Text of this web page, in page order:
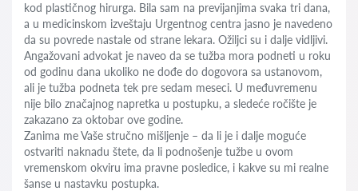
kod plastičnog hirurga. Bila sam na previjanjima svaka tri dana,
a u medicinskom izveštaju Urgentnog centra jasno je navedeno
da su povrede nastale od strane lekara. Ožiljci su i dalje vidljivi.
Angažovani advokat je naveo da se tužba mora podneti u roku
od godinu dana ukoliko ne dođe do dogovora sa ustanovom,
ali je tužba podneta tek pre sedam meseci. U međuvremenu
nije bilo značajnog napretka u postupku, a sledeće ročište je
zakazano za oktobar ove godine.
Zanima me Vaše stručno mišljenje – da li je i dalje moguće
ostvariti naknadu štete, da li podnošenje tužbe u ovom
vremenskom okviru ima pravne posledice, i kakve su mi realne
šanse u nastavku postupka.